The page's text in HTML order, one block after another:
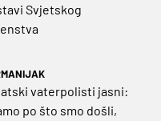
Svjetskog
vaterpolisti jasni:
po što smo došli,